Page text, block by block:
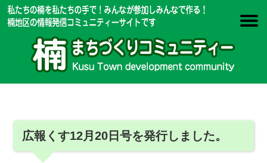
広報くす12月20日号を発行しました。